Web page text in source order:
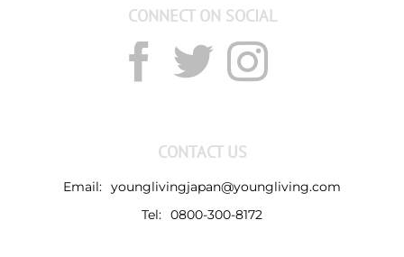
CONNECT ON SOCIAL
CONTACT US
Email: younglivingjapan@youngliving.com
Tel: 0800-300-8172